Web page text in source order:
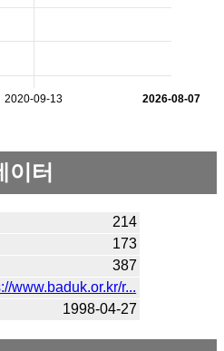
2020-09-13 2026-08-07
이터
214
173
387
www.baduk.or.kr/r...
1998-04-27